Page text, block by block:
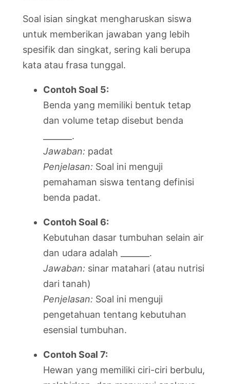
Soal isian singkat mengharuskan siswa
untuk memberikan jawaban yang lebih
spesifik dan singkat, sering kali berupa
kata atau frasa tunggal.
Contoh Soal 5:
Benda yang memiliki bentuk tetap
dan volume tetap disebut benda
_______.
Jawaban: padat
Penjelasan: Soal ini menguji
pemahaman siswa tentang definisi
benda padat.
Contoh Soal 6:
Kebutuhan dasar tumbuhan selain air
dan udara adalah _______.
Jawaban: sinar matahari (atau nutrisi
dari tanah)
Penjelasan: Soal ini menguji
pengetahuan tentang kebutuhan
esensial tumbuhan.
Contoh Soal 7:
Hewan yang memiliki ciri-ciri berbulu,